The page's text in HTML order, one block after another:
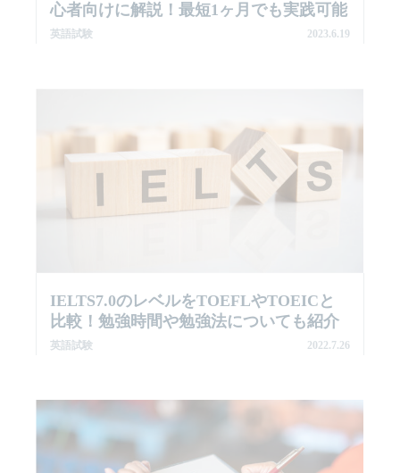
心者向けに解説！最短1ヶ月でも実践可能
英語試験 2023.6.19
IELTS7.0のレベルをTOEFLやTOEICと
比較！勉強時間や勉強法についても紹介
英語試験 2022.7.26